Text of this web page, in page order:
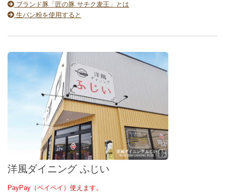
ブランド豚「匠の豚 サチク麦王」とは
生パン粉を使用すると
洋風ダイニング ふじい
PayPay（ペイペイ）使えます。